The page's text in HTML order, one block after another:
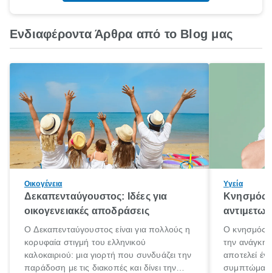
Ενδιαφέροντα Άρθρα από το Blog μας
Οικογένεια
Δεκαπενταύγουστος: Ιδέες για
οικογενειακές αποδράσεις
Ο Δεκαπενταύγουστος είναι για πολλούς η
κορυφαία στιγμή του ελληνικού
καλοκαιριού: μια γιορτή που συνδυάζει την
παράδοση με τις διακοπές και δίνει την
Υγεία
Κνησμός:
Ο κνησμός
την ανάγκη
αποτελεί